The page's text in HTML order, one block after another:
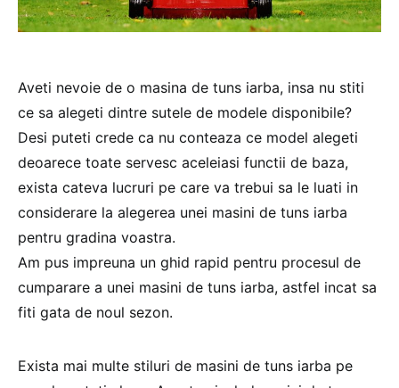
Aveti nevoie de o masina de tuns iarba, insa nu stiti
ce sa alegeti dintre sutele de modele disponibile?
Desi puteti crede ca nu conteaza ce model alegeti
deoarece toate servesc aceleiasi functii de baza,
exista cateva lucruri pe care va trebui sa le luati in
considerare la alegerea unei masini de tuns iarba
pentru gradina voastra.
Am pus impreuna un ghid rapid pentru procesul de
cumparare a unei masini de tuns iarba, astfel incat sa
fiti gata de noul sezon.
Exista mai multe stiluri de masini de tuns iarba pe